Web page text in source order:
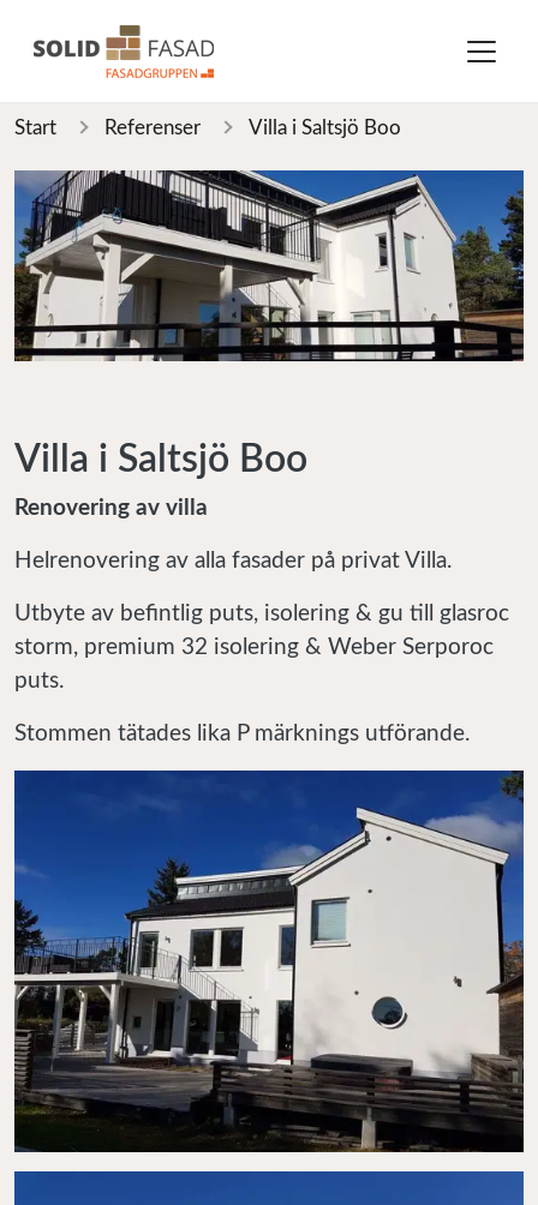
Start Referenser Villa i Saltsjö Boo
Villa i Saltsjö Boo
Renovering av villa
Helrenovering av alla fasader på privat Villa.
Utbyte av befintlig puts, isolering & gu till glasroc
storm, premium 32 isolering & Weber Serporoc
puts.
Stommen tätades lika P märknings utförande.